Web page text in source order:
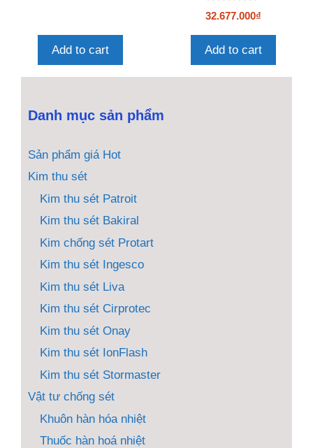
5
Add to cart
0
n
à
32.677.000₫
Add to cart
Danh mục sản phẩm
Sản phẩm giá Hot
Kim thu sét
Kim thu sét Patroit
Kim thu sét Bakiral
Kim chống sét Protart
Kim thu sét Ingesco
Kim thu sét Liva
Kim thu sét Cirprotec
Kim thu sét Onay
Kim thu sét IonFlash
Kim thu sét Stormaster
Vật tư chống sét
Khuôn hàn hóa nhiệt
Thuốc hàn hoá nhiệt